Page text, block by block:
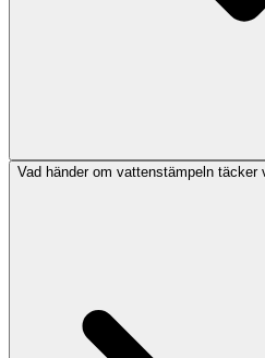
Vad händer om vattenstämpeln täcker